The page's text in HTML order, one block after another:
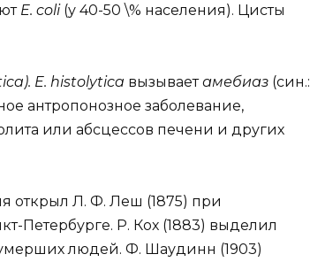
E. coli (у 40-50 \% населения). Цисты
E. histolytica вызываетамебиаз (син.:
антропонозное заболевание,
или абсцессов печени и других
открыл Л. Ф. Леш (1875) при
Петербурге. Р. Кох (1883) выделил
людей. Ф. Шаудинн (1903)